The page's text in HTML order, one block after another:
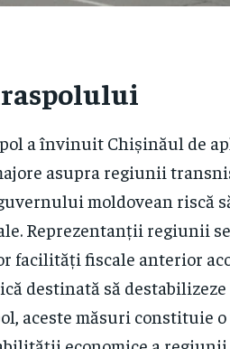
a învinuit Chișinăul de
asupra regiunii
moldovean riscă
Reprezentanții regiunii
facilități fiscale anterior
destinată să
aceste măsuri constituie